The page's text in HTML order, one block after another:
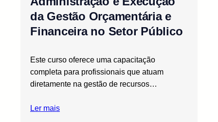
da Gestão Orçamentária e
Financeira no Setor Público
Este curso oferece uma capacitação
completa para profissionais que atuam
diretamente na gestão de recursos…
Ler mais